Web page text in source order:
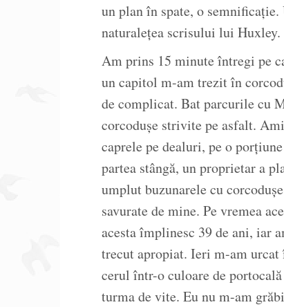
un plan în spate, o
naturalețea scrisului lui Huxley.
Am prins 15 minute întregi pe
un capitol m-am trezit în
de complicat. Bat parcurile cu
corcodușe strivite pe asfalt.
caprele pe dealuri, pe o
partea stângă, un proprietar a
umplut buzunarele cu
savurate de mine. Pe vremea
acesta împlinesc 39 de ani, iar
trecut apropiat. Ieri m-am urcat
cerul într-o culoare de
turma de vite. Eu nu m-am